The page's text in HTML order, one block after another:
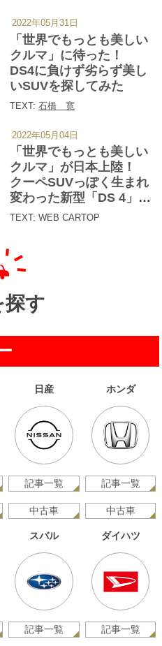
「世界でもっとも美しい
クルマ」に待った！
DS4に負けず劣らず美し
いSUVを探してみた
TEXT: 石橋 寛
2022年05月31日
「世界でもっとも美しい
クルマ」が日本上陸！
クーペSUVっぽく生まれ
変わった新型「DS 4」は
398万円から
TEXT: WEB CARTOP
2022年05月04日
探す
日産
記事一覧
中古車
ホンダ
記事一覧
中古車
スバル
記事一覧
ダイハツ
記事一覧